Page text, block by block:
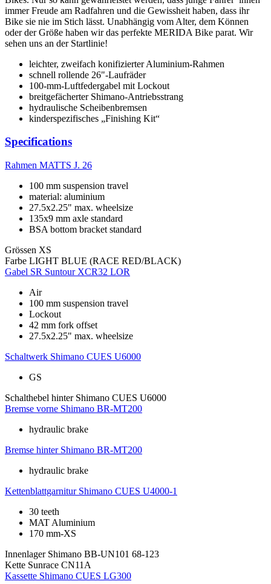
immer Freude am Radfahren und die Gewissheit haben, dass ihr
Bike sie nie im Stich lässt. Unabhängig vom Alter, dem Können
oder der Größe haben wir das perfekte MERIDA Bike parat. Wir
sehen uns an der Startlinie!
leichter, zweifach konifizierter Aluminium-Rahmen
schnell rollende 26"-Laufräder
100-mm-Luftfedergabel mit Lockout
breitgefächerter Shimano-Antriebsstrang
hydraulische Scheibenbremsen
kinderspezifisches „Finishing Kit“
Specifications
Rahmen MATTS J. 26
100 mm suspension travel
material: aluminium
27.5x2.25" max. wheelsize
135x9 mm axle standard
BSA bottom bracket standard
Grössen XS
Farbe LIGHT BLUE (RACE RED/BLACK)
Gabel SR Suntour XCR32 LOR
Air
100 mm suspension travel
Lockout
42 mm fork offset
27.5x2.25" max. wheelsize
Schaltwerk Shimano CUES U6000
GS
Schalthebel hinter Shimano CUES U6000
Bremse vorne Shimano BR-MT200
hydraulic brake
Bremse hinter Shimano BR-MT200
hydraulic brake
Kettenblattgarnitur Shimano CUES U4000-1
30 teeth
MAT Aluminium
170 mm-XS
Innenlager Shimano BB-UN101 68-123
Kette Sunrace CN11A
Kassette Shimano CUES LG300